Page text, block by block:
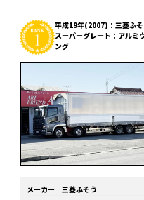
平成19年(2007)：三菱ふそ
スーパーグレート：アルミ
ング
メーカー 三菱ふそう